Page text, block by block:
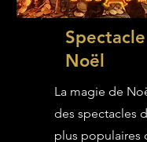
Noël
La magie de
des spectacles
plus populaires